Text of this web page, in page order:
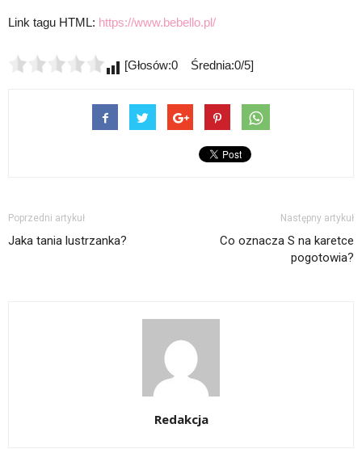
Link tagu HTML: https://www.bebello.pl/
[Głosów:0 Średnia:0/5]
Poprzedni artykuł
Jaka tania lustrzanka?
Następny artykuł
Co oznacza S na karetce
pogotowia?
Redakcja